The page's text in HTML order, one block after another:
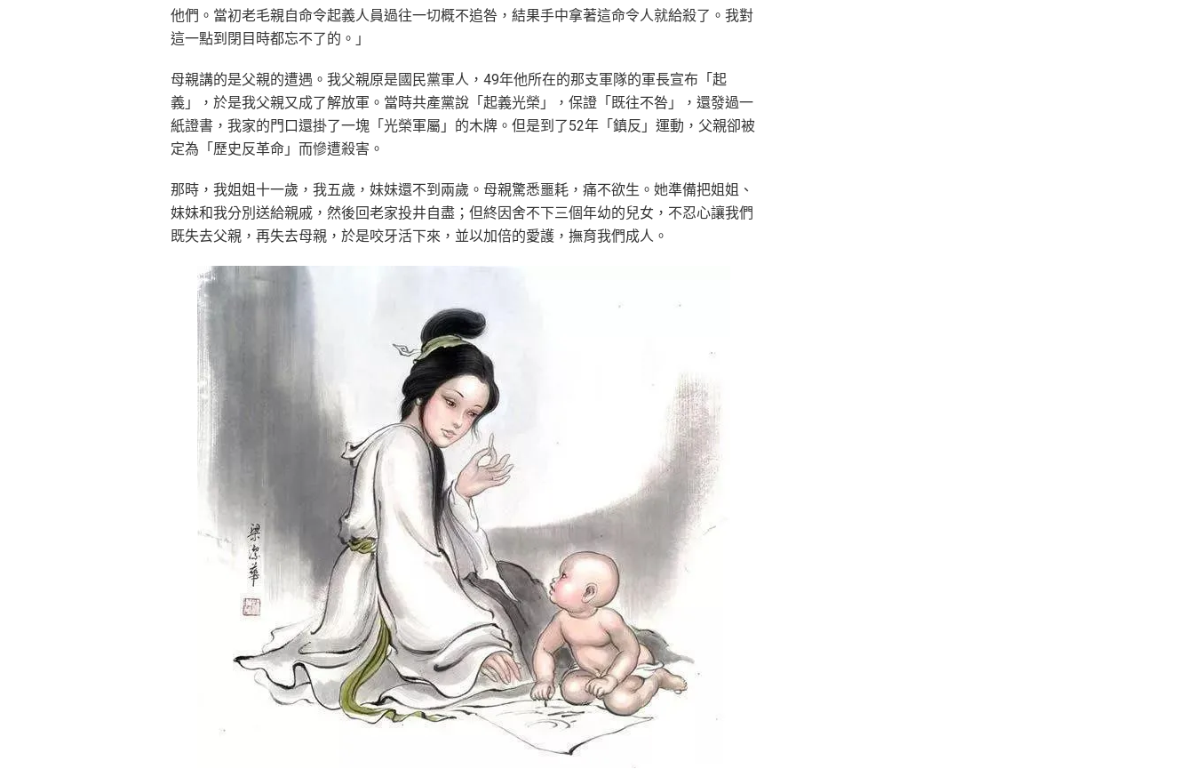
他們。當初老毛親自命令起義人員過往一切概不追咎，結果手中拿著這命令人就給殺了。我對
這一點到閉目時都忘不了的。」
母親講的是父親的遭遇。我父親原是國民黨軍人，49年他所在的那支軍隊的軍長宣布「起
義」，於是我父親又成了解放軍。當時共產黨說「起義光榮」，保證「既往不咎」，還發過一
紙證書，我家的門口還掛了一塊「光榮軍屬」的木牌。但是到了52年「鎮反」運動，父親卻被
定為「歷史反革命」而慘遭殺害。
那時，我姐姐十一歲，我五歲，妹妹還不到兩歲。母親驚悉噩耗，痛不欲生。她準備把姐姐、
妹妹和我分別送給親戚，然後回老家投井自盡；但終因舍不下三個年幼的兒女，不忍心讓我們
既失去父親，再失去母親，於是咬牙活下來，並以加倍的愛護，撫育我們成人。